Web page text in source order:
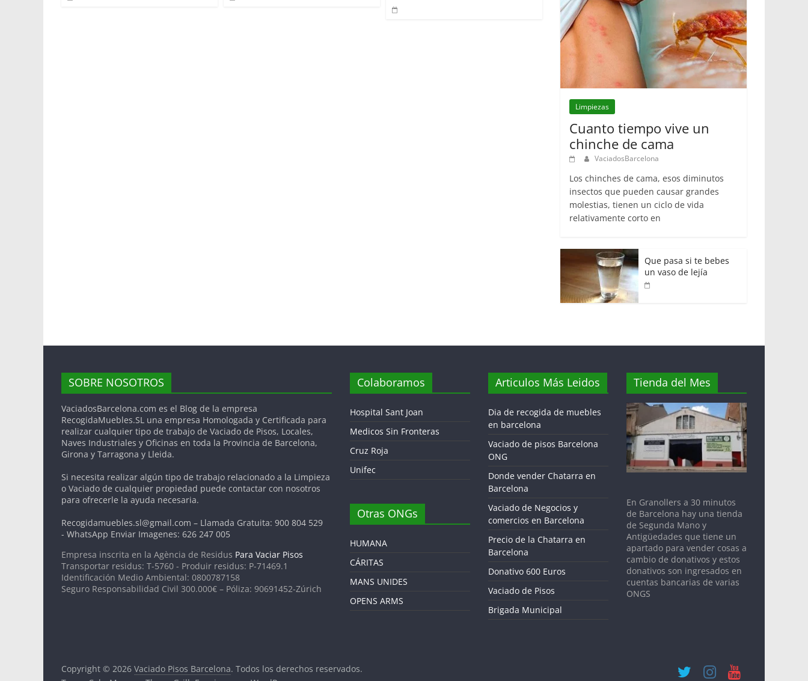
Limpiezas
Cuanto tiempo vive un
chinche de cama
VaciadosBarcelona
Los chinches de cama, esos diminutos
insectos que pueden causar grandes
molestias, tienen un ciclo de vida
relativamente corto en
Que pasa si te bebes
un vaso de lejía
SOBRE NOSOTROS
VaciadosBarcelona.com es el Blog de la empresa
RecogidaMuebles.SL una empresa Homologada y Certificada para
realizar cualquier tipo de trabajo de Vaciado de Pisos, Locales,
Naves Industriales y Oficinas en toda la Provincia de Barcelona,
Girona y Tarragona y Lleida.
Si necesita realizar algún tipo de trabajo relacionado a la Limpieza
o Vaciado de cualquier propiedad puede contactar con nosotros
para ofrecerle la ayuda necesaria.
Recogidamuebles.sl@gmail.com – Llamada Gratuita: 900 804 529
- WhatsApp Enviar Imagenes: 626 247 005
Empresa inscrita en la Agència de Residus Para Vaciar Pisos
Transportar residus: T-5760 - Produir residus: P-71469.1
Identificación Medio Ambiental: 0800787158
Seguro Responsabilidad Civil 300.000€ – Póliza: 90691452-Zúrich
Colaboramos
Hospital Sant Joan
Medicos Sin Fronteras
Cruz Roja
Unifec
Otras ONGs
HUMANA
CÁRITAS
MANS UNIDES
OPENS ARMS
Articulos Más Leidos
Dia de recogida de muebles
en barcelona
Vaciado de pisos Barcelona
ONG
Donde vender Chatarra en
Barcelona
Vaciado de Negocios y
comercios en Barcelona
Precio de la Chatarra en
Barcelona
Donativo 600 Euros
Vaciado de Pisos
Brigada Municipal
Tienda del Mes
En Granollers a 30 minutos
de Barcelona hay una tienda
de Segunda Mano y
Antigüedades que tiene un
apartado para vender cosas a
cambio de donativos y estos
donativos son ingresados en
cuentas bancarias de varias
ONGS
Copyright © 2026 Vaciado Pisos Barcelona. Todos los derechos reservados.